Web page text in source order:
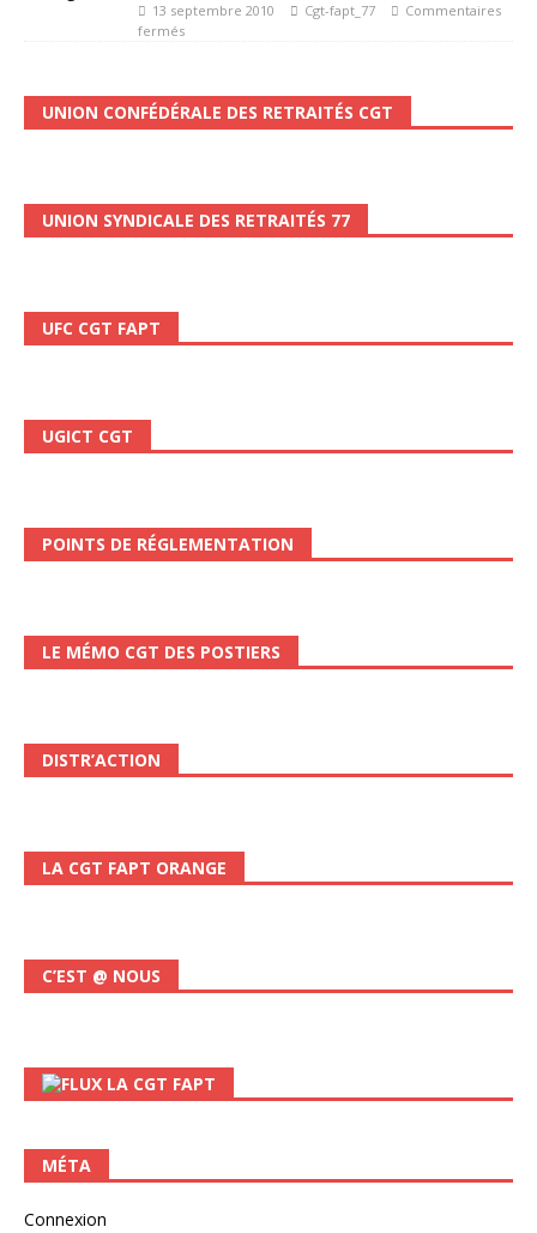
13 septembre 2010 Cgt-fapt_77
Commentaires
fermés
UNION CONFÉDÉRALE DES RETRAITÉS CGT
UNION SYNDICALE DES RETRAITÉS 77
UFC CGT FAPT
UGICT CGT
POINTS DE RÉGLEMENTATION
LE MÉMO CGT DES POSTIERS
DISTR’ACTION
LA CGT FAPT ORANGE
C’EST @ NOUS
LA CGT FAPT
MÉTA
Connexion